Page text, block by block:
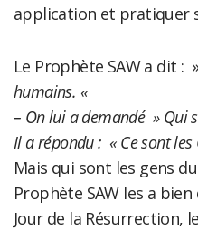
application et pratiquer
Le Prophète SAW a dit :
humains. «
– On lui a demandé » Qui
Il a répondu : « Ce sont les
Mais qui sont les gens
Prophète SAW les a
Jour de la Résurrection,